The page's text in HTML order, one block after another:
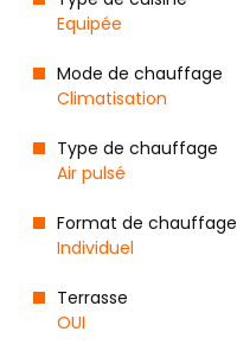
Equipée
Mode de chauffage
Climatisation
Type de chauffage
Air pulsé
Format de chauffage
Individuel
Terrasse
OUI